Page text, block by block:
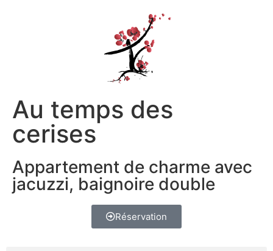
Au temps des
cerises
Appartement de charme avec
jacuzzi, baignoire double
Réservation